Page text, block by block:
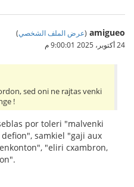
amigueo
(عرض الملف الشخصي)
24 أكتوبر، 2025 9:00:01 م
sed oni ne rajtas venki
!
por toleri "malvenki
samkiel "gaji aux
"eliri cxambron,